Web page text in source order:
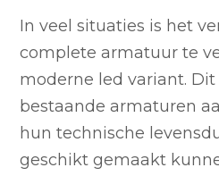
In veel situaties is het
complete armatuur te
moderne led variant.
bestaande armaturen
hun technische
geschikt gemaakt